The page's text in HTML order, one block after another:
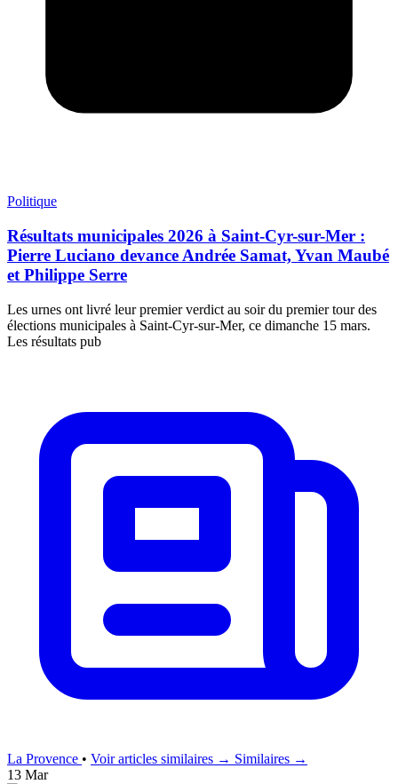
Politique
Résultats municipales 2026 à Saint-Cyr-sur-Mer :
Pierre Luciano devance Andrée Samat, Yvan Maubé
et Philippe Serre
Les urnes ont livré leur premier verdict au soir du premier tour des
élections municipales à Saint-Cyr-sur-Mer, ce dimanche 15 mars.
Les résultats pub
La Provence • Voir articles similaires → Similaires →
13 Mar